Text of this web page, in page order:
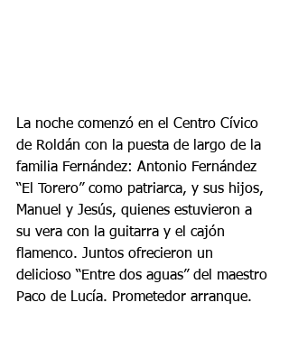
La noche comenzó en el Centro Cívico
de Roldán con la puesta de largo de la
familia Fernández: Antonio Fernández
“El Torero” como patriarca, y sus hijos,
Manuel y Jesús, quienes estuvieron a
su vera con la guitarra y el cajón
flamenco. Juntos ofrecieron un
delicioso “Entre dos aguas” del maestro
Paco de Lucía. Prometedor arranque.